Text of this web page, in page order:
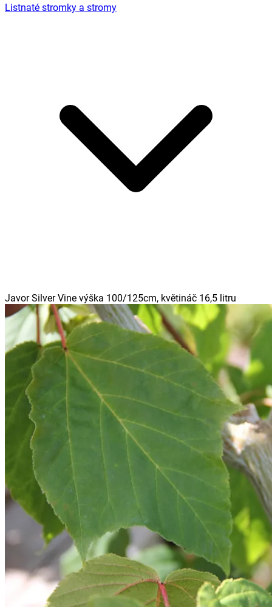
Listnaté stromky a stromy
Javor Silver Vine výška 100/125cm, květináč 16,5 litru